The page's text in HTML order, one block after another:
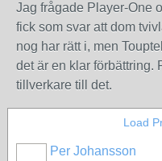
Jag frågade Player-One
fick som svar att dom
nog har rätt i, men
det är en klar förbättring.
tillverkare till det.
Load
Per Johansson